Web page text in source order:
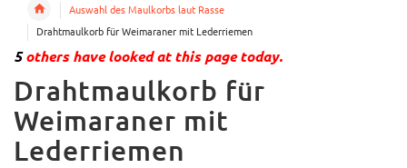
Auswahl des Maulkorbs laut Rasse
Drahtmaulkorb für Weimaraner mit Lederriemen
5others have looked at this page today.
Drahtmaulkorb für
Weimaraner mit
Lederriemen